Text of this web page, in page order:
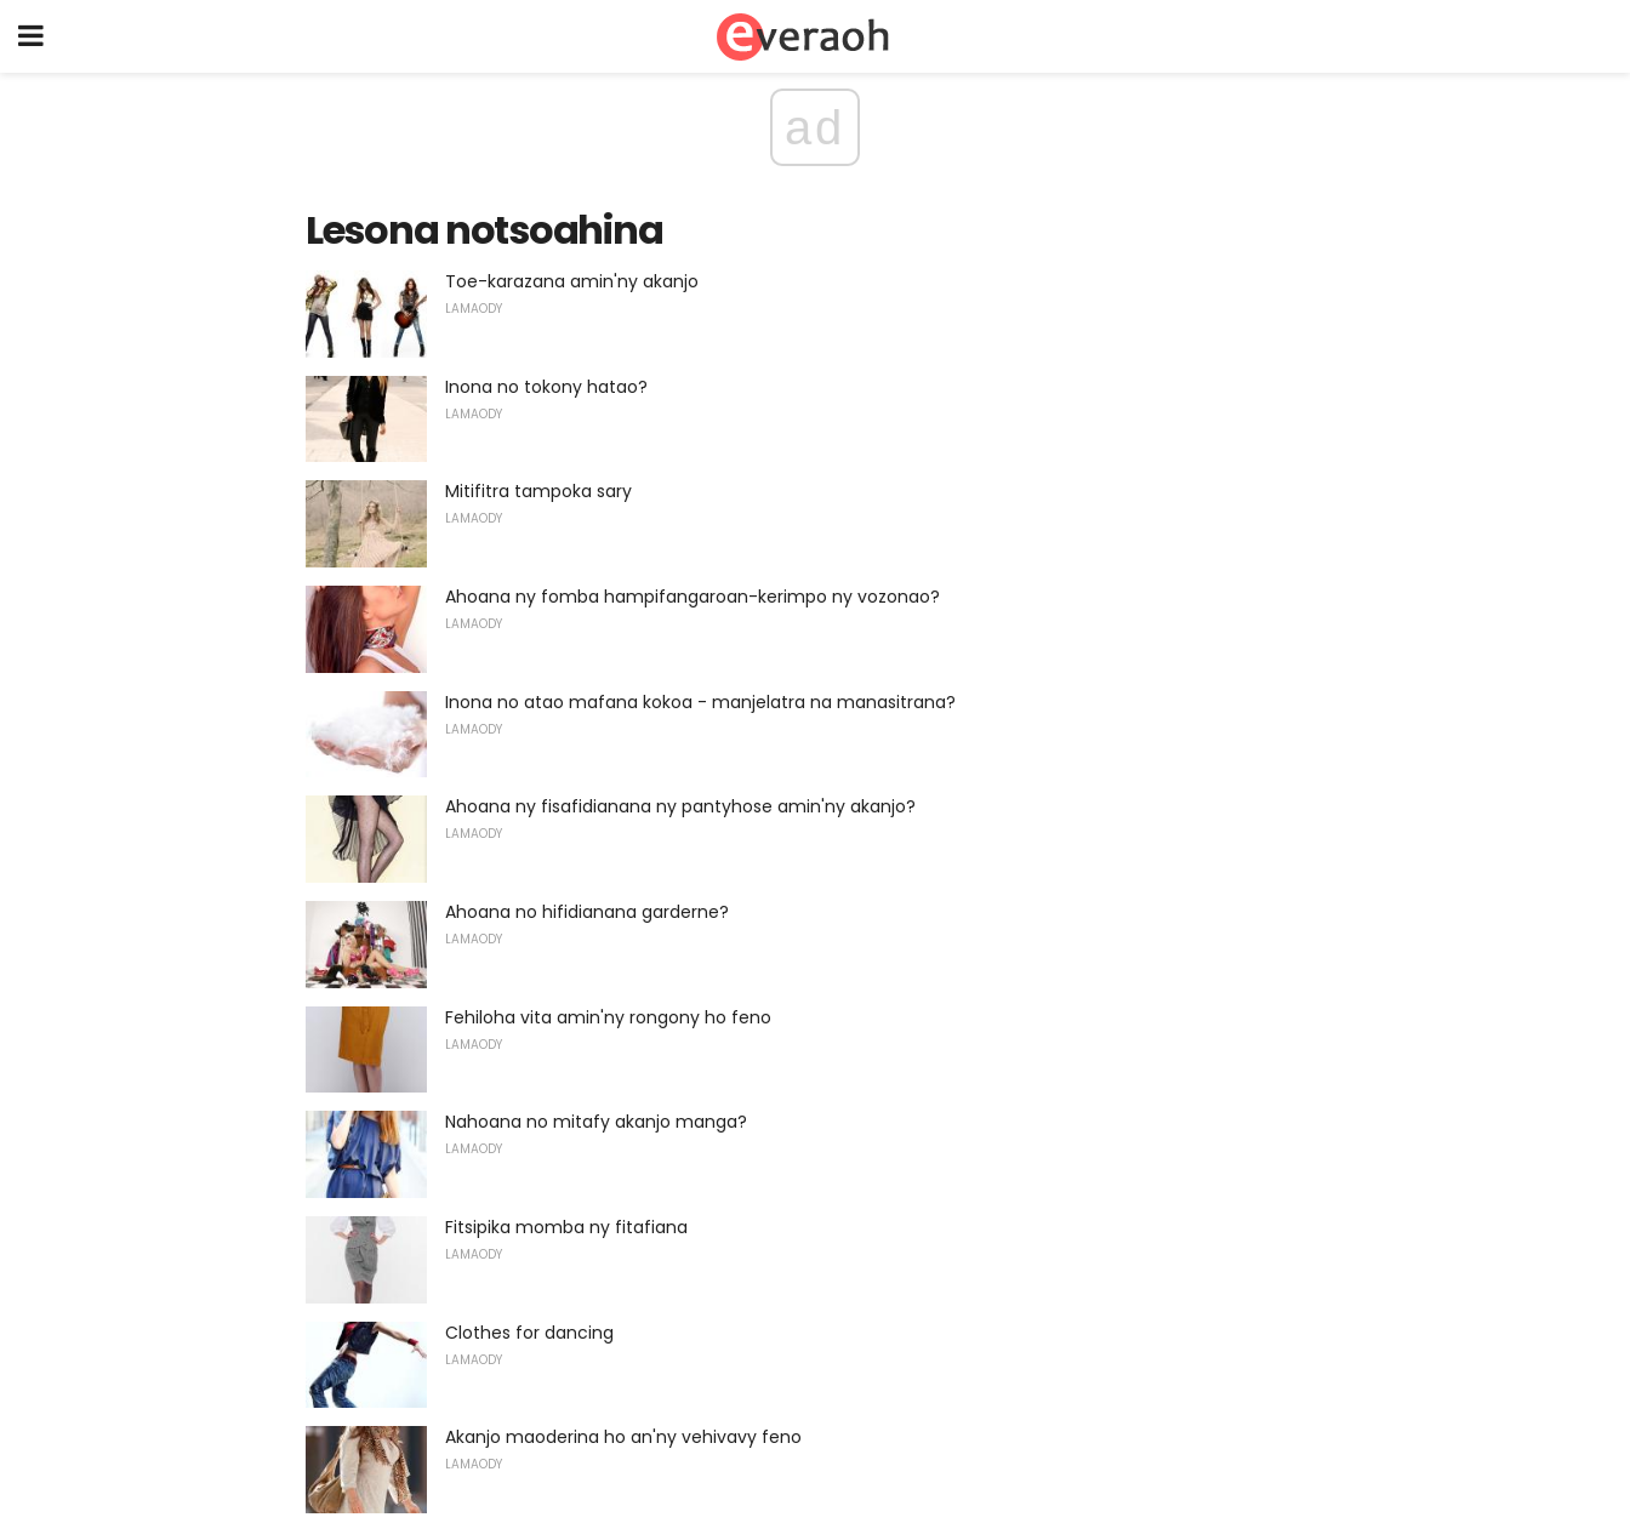
ad
Lesona notsoahina
Toe-karazana amin'ny akanjo
LAMAODY
Inona no tokony hatao?
LAMAODY
Mitifitra tampoka sary
LAMAODY
Ahoana ny fomba hampifangaroan-kerimpo ny vozonao?
LAMAODY
Inona no atao mafana kokoa - manjelatra na manasitrana?
LAMAODY
Ahoana ny fisafidianana ny pantyhose amin'ny akanjo?
LAMAODY
Ahoana no hifidianana garderne?
LAMAODY
Fehiloha vita amin'ny rongony ho feno
LAMAODY
Nahoana no mitafy akanjo manga?
LAMAODY
Fitsipika momba ny fitafiana
LAMAODY
Clothes for dancing
LAMAODY
Akanjo maoderina ho an'ny vehivavy feno
LAMAODY